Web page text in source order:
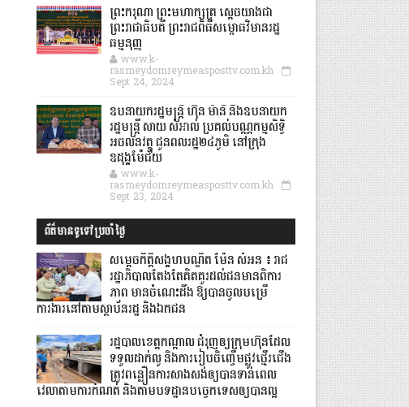
ព្រះករុណា ព្រះមហាក្សត្រ ស្តេចយាងជា
ព្រះរាជាធិបតី ព្រះរាជពិធីសម្ពោធវិមានរដ្ឋ
ធម្មនុញ្ញ
www.k-
rasmeydomreymeasposttv.com.kh
Sept 24, 2024
ឧបនាយករដ្ឋមន្ដ្រី ហ៊ុន ម៉ានី និងឧបនាយក
រដ្ឋមន្ដ្រី សាយ សំអាល់ ប្រគល់បណ្ណកម្មសិទ្ធិ
អចលនវត្ថុ ជូនពលរដ្ឋ២៤ភូមិ នៅក្រុង
ឧដុង្គម៉ែជ័យ
www.k-
rasmeydomreymeasposttv.com.kh
Sept 23, 2024
ព័ត៌មានទូទៅប្រចាំថ្ងៃ
សម្តេចកិត្តិសង្គហបណ្ឌិត ម៉ែន សំអន ៖ រាជ
រដ្ឋាភិបាលតែងតែគិតគូរដល់ជនមានពិការ
ភាព មានចំណេះដឹង ឱ្យបានចូលបម្រើ
ការងារនៅតាមស្ថាប័នរដ្ឋ និងឯកជន
រដ្ឋបាលខេត្តកណ្ដាល ជំរុញឲ្យក្រុមហ៊ុនដែល
ទទួលដាក់លូ និងការរៀបចិញ្ចើមផ្លូវថ្មើរជើង
ត្រូវពន្លឿនការសាងសង់ឲ្យបានទាន់ពេល
វេលាតាមការកំណត់ និងតាមបទដ្ឋានបច្ចេកទេសឲ្យបានល្អ